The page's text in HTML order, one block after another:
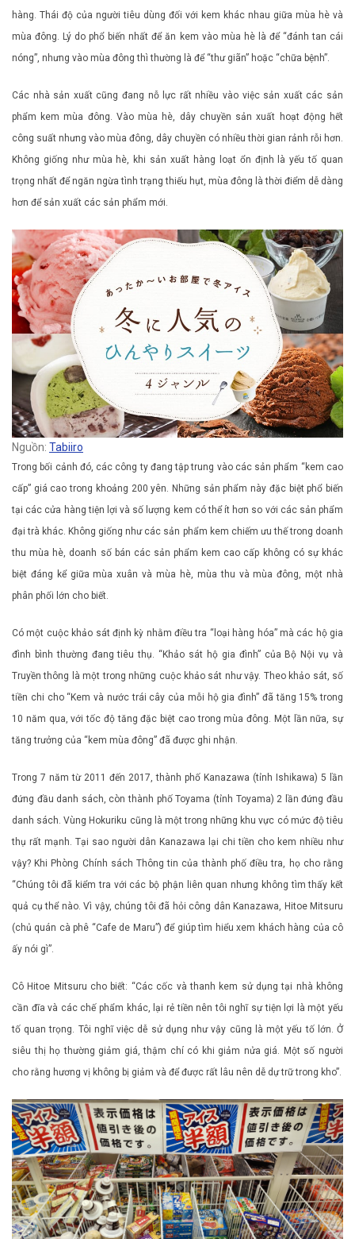
hàng. Thái độ của người tiêu dùng đối với kem khác nhau giữa mùa hè và
mùa đông. Lý do phổ biến nhất để ăn kem vào mùa hè là để “đánh tan cái
nóng”, nhưng vào mùa đông thì thường là để “thư giãn” hoặc “chữa bệnh”.
Các nhà sản xuất cũng đang nỗ lực rất nhiều vào việc sản xuất các sản
phẩm kem mùa đông. Vào mùa hè, dây chuyền sản xuất hoạt động hết
công suất nhưng vào mùa đông, dây chuyền có nhiều thời gian rảnh rỗi hơn.
Không giống như mùa hè, khi sản xuất hàng loạt ổn định là yếu tố quan
trọng nhất để ngăn ngừa tình trạng thiếu hụt, mùa đông là thời điểm dễ dàng
hơn để sản xuất các sản phẩm mới.
Nguồn: Tabiiro
Trong bối cảnh đó, các công ty đang tập trung vào các sản phẩm “kem cao
cấp” giá cao trong khoảng 200 yên. Những sản phẩm này đặc biệt phổ biến
tại các cửa hàng tiện lợi và số lượng kem có thể ít hơn so với các sản phẩm
đại trà khác. Không giống như các sản phẩm kem chiếm ưu thế trong doanh
thu mùa hè, doanh số bán các sản phẩm kem cao cấp không có sự khác
biệt đáng kể giữa mùa xuân và mùa hè, mùa thu và mùa đông, một nhà
phân phối lớn cho biết.
Có một cuộc khảo sát định kỳ nhằm điều tra “loại hàng hóa” mà các hộ gia
đình bình thường đang tiêu thụ. “Khảo sát hộ gia đình” của Bộ Nội vụ và
Truyền thông là một trong những cuộc khảo sát như vậy. Theo khảo sát, số
tiền chi cho “Kem và nước trái cây của mỗi hộ gia đình” đã tăng 15% trong
10 năm qua, với tốc độ tăng đặc biệt cao trong mùa đông. Một lần nữa, sự
tăng trưởng của “kem mùa đông” đã được ghi nhận.
Trong 7 năm từ 2011 đến 2017, thành phố Kanazawa (tỉnh Ishikawa) 5 lần
đứng đầu danh sách, còn thành phố Toyama (tỉnh Toyama) 2 lần đứng đầu
danh sách. Vùng Hokuriku cũng là một trong những khu vực có mức độ tiêu
thụ rất mạnh. Tại sao người dân Kanazawa lại chi tiền cho kem nhiều như
vậy? Khi Phòng Chính sách Thông tin của thành phố điều tra, họ cho rằng
“Chúng tôi đã kiểm tra với các bộ phận liên quan nhưng không tìm thấy kết
quả cụ thể nào. Vì vậy, chúng tôi đã hỏi công dân Kanazawa, Hitoe Mitsuru
(chủ quán cà phê “Cafe de Maru”) để giúp tìm hiểu xem khách hàng của cô
ấy nói gì”.
Cô Hitoe Mitsuru cho biết: “Các cốc và thanh kem sử dụng tại nhà không
cần đĩa và các chế phẩm khác, lại rẻ tiền nên tôi nghĩ sự tiện lợi là một yếu
tố quan trọng. Tôi nghĩ việc dễ sử dụng như vậy cũng là một yếu tố lớn. Ở
siêu thị họ thường giảm giá, thậm chí có khi giảm nửa giá. Một số người
cho rằng hương vị không bị giảm và để được rất lâu nên dễ dự trữ trong kho”.